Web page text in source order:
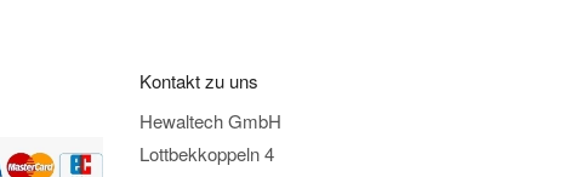
Kontakt zu uns
Hewaltech GmbH
Lottbekkoppeln 4